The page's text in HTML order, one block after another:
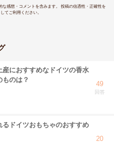
感想・コメントを含みます。 投稿の信憑性・正確性を
てご利用ください。
産におすすめなドイツの香水
のは？
49
回答
るドイツおもちゃのおすすめ
20